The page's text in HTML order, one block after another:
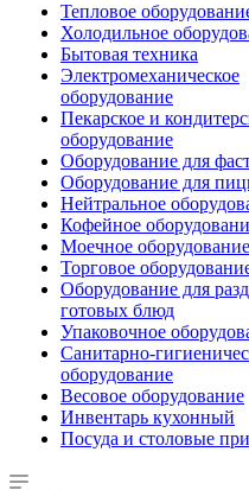
Тепловое
Холодильное
Бытовая техника
Электромеханическое
оборудование
Пекарское и
оборудование
Оборудование для
Оборудование для
Нейтральное
Кофейное
Моечное оборудование
Торговое
Оборудование для
готовых блюд
Упаковочное
Санитарно-
оборудование
Весовое оборудование
Инвентарь кухонный
Посуда и столовые